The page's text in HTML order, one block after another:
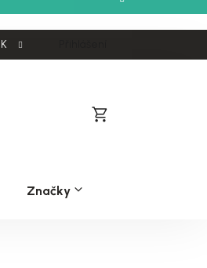
Nákupní
Značky